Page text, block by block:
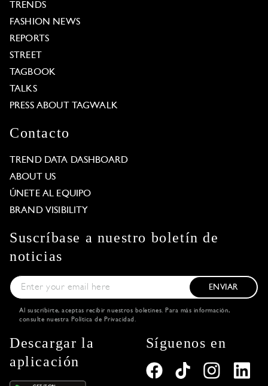
TRENDS
FASHION NEWS
REPORTS
STREET
TAGBOOK
TALKS
PRESS ABOUT TAGWALK
Contacto
TREND DATA DASHBOARD
ABOUT US
ÚNETE AL EQUIPO
BRAND VISIBILITY
Suscríbase a nuestro boletín de
noticias
ENVIAR
Al suscribirte, aceptas recibir nuestros boletines. Para más información,
consulte nuestra Política de Privacidad .
Descargar la
aplicación
Síguenos en